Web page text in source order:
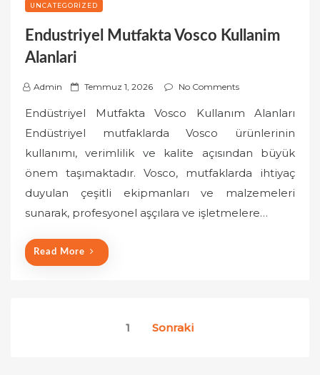
UNCATEGORIZED
Endustriyel Mutfakta Vosco Kullanim
Alanlari
Admin
P
s
t
d
Temmuz 1, 2026 No Comments
Endüstriyel Mutfakta Vosco Kullanım Alanları
Endüstriyel mutfaklarda Vosco ürünlerinin
kullanımı, verimlilik ve kalite açısından büyük
önem taşımaktadır. Vosco, mutfaklarda ihtiyaç
duyulan çeşitli ekipmanları ve malzemeleri
sunarak, profesyonel aşçılara ve işletmelere…
Read More
1 Sonraki